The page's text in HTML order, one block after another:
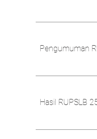
Pengumuman
Hasil RUPSLB